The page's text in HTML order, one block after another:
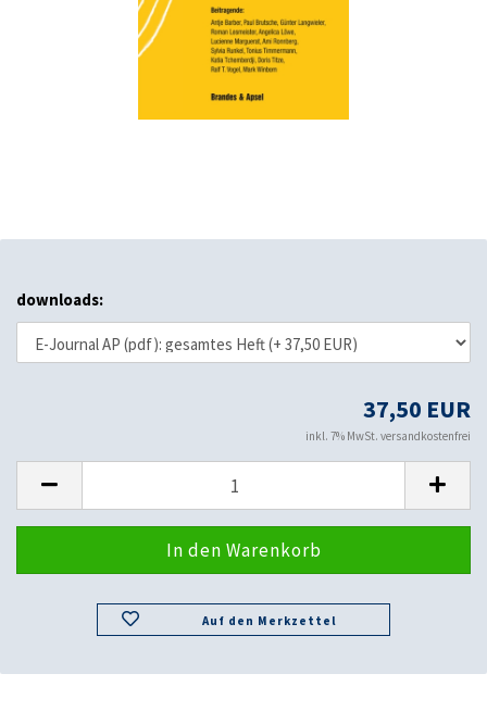
downloads:
37,50 EUR
inkl. 7% MwSt. versandkostenfrei
Auf den Merkzettel